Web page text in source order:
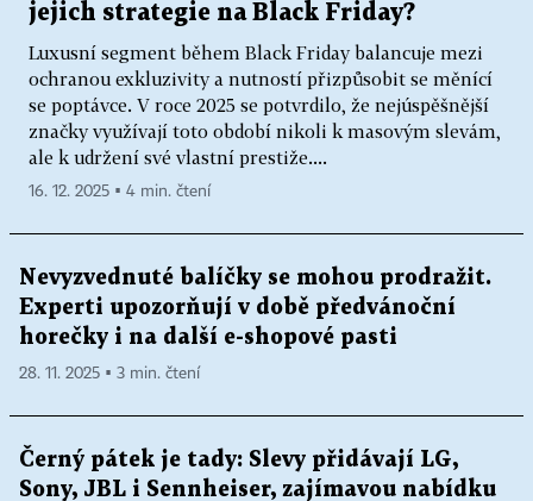
jejich strategie na Black Friday?
Luxusní segment během Black Friday balancuje mezi
ochranou exkluzivity a nutností přizpůsobit se měnící
se poptávce. V roce 2025 se potvrdilo, že nejúspěšnější
značky využívají toto období nikoli k masovým slevám,
ale k udržení své vlastní prestiže....
16. 12. 2025 ▪ 4 min. čtení
Nevyzvednuté balíčky se mohou prodražit.
Experti upozorňují v době předvánoční
horečky i na další e-shopové pasti
28. 11. 2025 ▪ 3 min. čtení
Černý pátek je tady: Slevy přidávají LG,
Sony, JBL i Sennheiser, zajímavou nabídku